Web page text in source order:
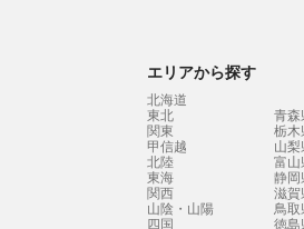
エリアから探す
北海道
東北
青森
関東
栃木
甲信越
山梨
北陸
富山
東海
静岡
関西
滋賀
山陰・山陽
鳥取
四国
徳島